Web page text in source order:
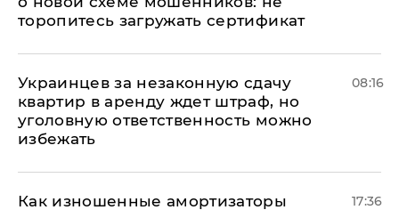
торопитесь загружать сертификат
Украинцев за незаконную сдачу
квартир в аренду ждет штраф, но
уголовную ответственность можно
избежать
08:16
Как изношенные амортизаторы
17:36